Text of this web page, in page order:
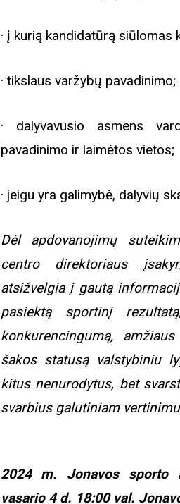
· į kurią kandidatūrą
· tikslaus varžybų pavadinimo;
· dalyvavusio asmens
pavadinimo ir laimėtos vietos;
· jeigu yra galimybė, dalyvių
Dėl apdovanojimų
centro direktoriaus
atsižvelgia į gautą
pasiektą sportinį
konkurencingumą,
šakos statusą valstybiniu
kitus nenurodytus, bet
svarbius galutiniam
2024 m. Jonavos sporto
vasario 4 d. 18:00 val.